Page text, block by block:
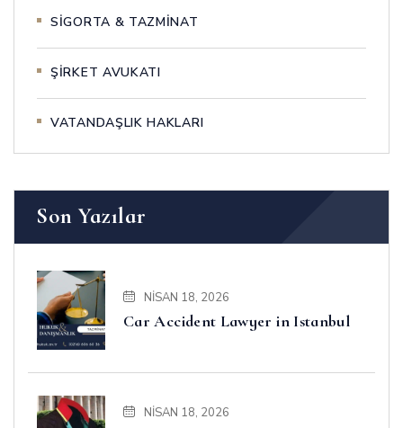
SİGORTA & TAZMİNAT
ŞİRKET AVUKATI
VATANDAŞLIK HAKLARI
Son Yazılar
NISAN 18, 2026
Car Accident Lawyer in Istanbul
NISAN 18, 2026